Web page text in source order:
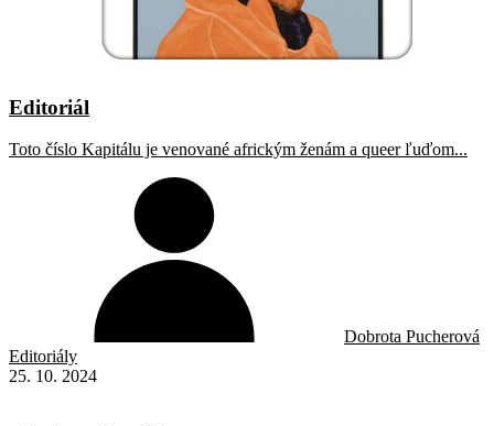
Editoriál
Toto číslo Kapitálu je venované africkým ženám a queer ľuďom...
Dobrota Pucherová
Editoriály
25. 10. 2024